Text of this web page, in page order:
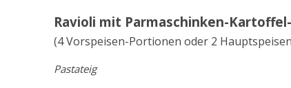
Ravioli mit Parmaschinken-
(4 Vorspeisen-Portionen oder 2
Pastateig